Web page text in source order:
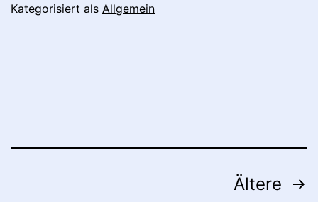
Kategorisiert als Allgemein
Seitennummerierung
Ältere